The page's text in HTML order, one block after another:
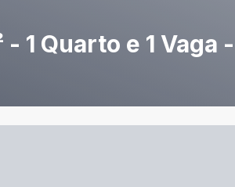
1 Quarto e 1 Vaga